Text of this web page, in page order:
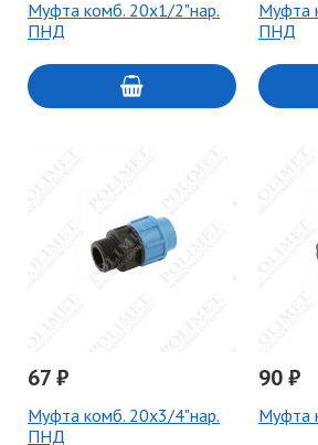
Муфта комб. 20х1/2"нар.
ПНД
Муфта
ПНД
67 ₽
Муфта комб. 20х3/4"нар.
ПНД
90 ₽
Муфта